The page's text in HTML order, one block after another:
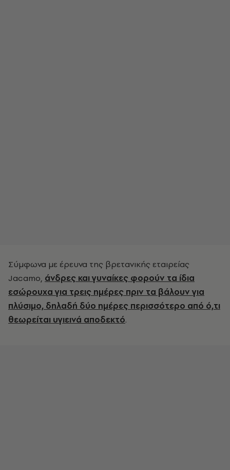
Σύμφωνα με έρευνα της βρετανικής εταιρείας
Jacamo, άνδρες και γυναίκες φορούν τα ίδια
εσώρουχα για τρεις ημέρες πριν τα βάλουν για
πλύσιμο, δηλαδή δύο ημέρες περισσότερο από ό,τι
θεωρείται υγιεινά αποδεκτό.